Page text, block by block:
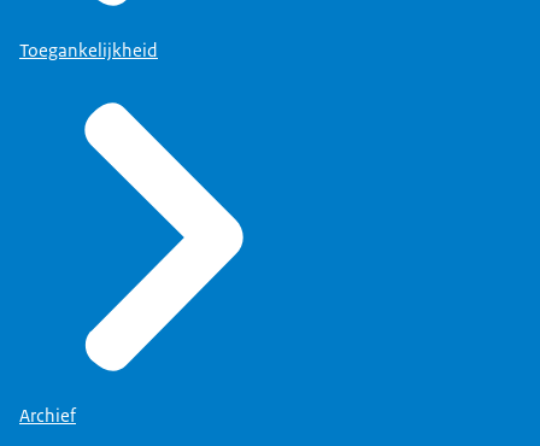
Toegankelijkheid
Archief